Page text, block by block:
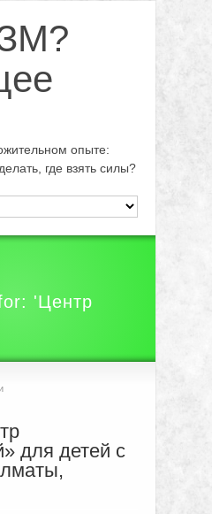
опыте:
где взять силы?
'Центр
для детей с